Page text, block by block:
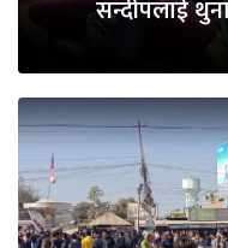
सन्दीपलाई